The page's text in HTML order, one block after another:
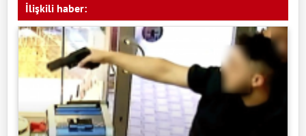
İlişkili haber: